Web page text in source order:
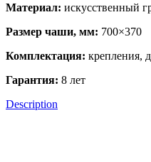
Материал: искусственный
Размер чаши, мм: 700×370
Комплектация: крепления,
Гарантия: 8 лет
Description